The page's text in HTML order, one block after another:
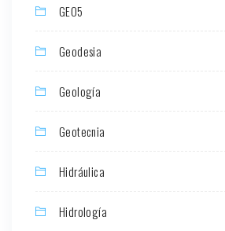
GEO5
Geodesia
Geología
Geotecnia
Hidráulica
Hidrología